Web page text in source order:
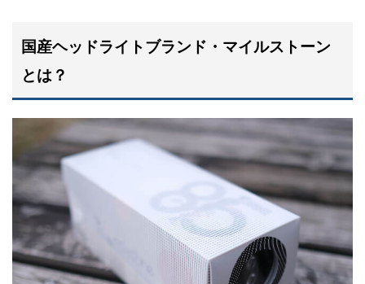
国産ヘッドライトブランド・マイルストーン
とは？